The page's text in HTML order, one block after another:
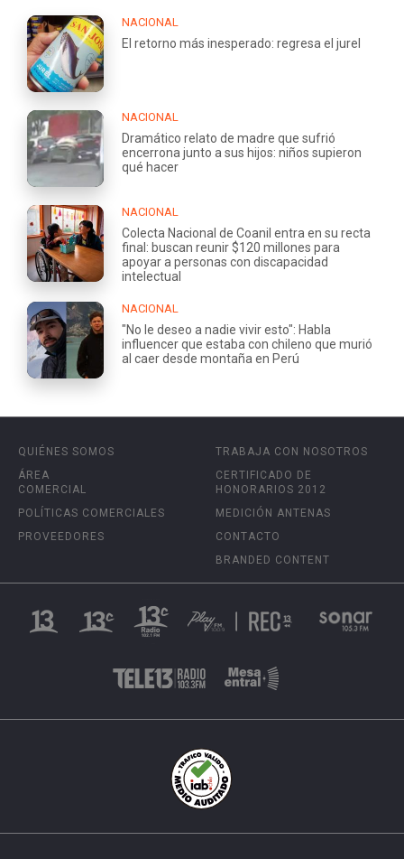
NACIONAL
El retorno más inesperado: regresa el jurel
NACIONAL
Dramático relato de madre que sufrió
encerrona junto a sus hijos: niños supieron
qué hacer
NACIONAL
Colecta Nacional de Coanil entra en su recta
final: buscan reunir $120 millones para
apoyar a personas con discapacidad
intelectual
NACIONAL
"No le deseo a nadie vivir esto": Habla
influencer que estaba con chileno que murió
al caer desde montaña en Perú
QUIÉNES SOMOS
ÁREA
COMERCIAL
POLÍTICAS COMERCIALES
PROVEEDORES
TRABAJA CON NOSOTROS
CERTIFICADO DE
HONORARIOS 2012
MEDICIÓN ANTENAS
CONTACTO
BRANDED CONTENT